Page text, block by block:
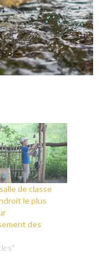
de classe
le plus
des